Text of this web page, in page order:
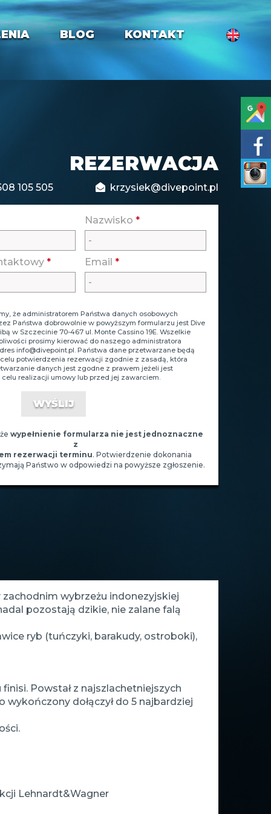
BLOG KONTAKT
REZERWACJA
105 505 krzysiek@divepoint.pl
Nazwisko *
* Email *
że administratorem Państwa danych osobowych
Państwa dobrowolnie w powyższym formularzu jest Dive
w Szczecinie 70-467 ul. Monte Cassino 19E. Wszelkie
prosimy kierować do naszego administratora
info@divepoint.pl. Państwa dane przetwarzane będą
potwierdzenia rezerwacji zgodnie z zasadą, która
danych jest zgodne z prawem jeżeli jest
realizacji umowy lub przed jej zawarciem.
wypełnienie formularza nie jest jednoznaczne
z
rezerwacji terminu. Potwierdzenie dokonania
Państwo w odpowiedzi na powyższe zgłoszenie.
wybrzeżu indonezyjskiej
pozostają dzikie, nie zalane falą
ryb (tuńczyki, barakudy, ostroboki),
Powstał z najszlachetniejszych
dołączył do 5 najbardziej
Lehnardt&Wagner